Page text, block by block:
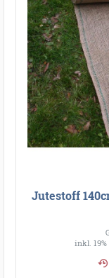
Jutestoff
inkl. 19%